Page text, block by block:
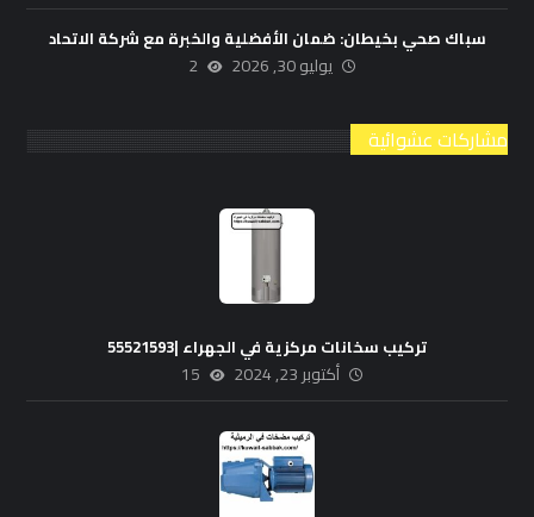
سباك صحي بخيطان: ضمان الأفضلية والخبرة مع شركة الاتحاد
يوليو 30, 2026 2
مشاركات عشوائية
تركيب سخانات مركزية في الجهراء |55521593
أكتوبر 23, 2024 15